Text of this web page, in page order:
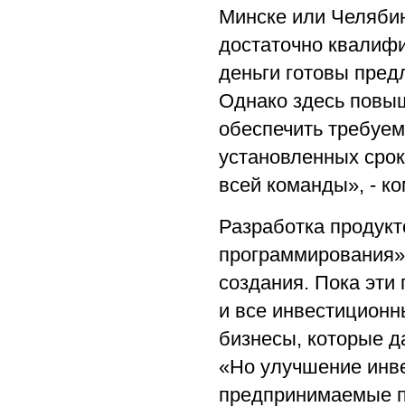
Минске или
достаточно
деньги готовы
Однако здесь
обеспечить
установленных
всей команды», -
Разработка
создания. Пока
и все
бизнесы, которые
«Но улучшение
предпринимаемые